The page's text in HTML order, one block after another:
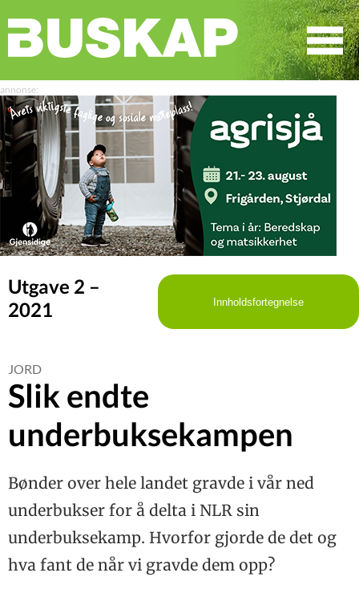
SØK
☰
Utgave 2 –
2021
Innholdsfortegnelse
Møkk og miljø
Embryokvige reiste
Russlandsgrensa
AVL
Verdien av
genotyping av
Siste nytt fra Geno
avlsplan
ORGANISASJON
Geno
Funn av mutasjon
som gjev emryodød
REPORTASJE
AVL
Eksteriør på NRF
Utvikling av
TEMA: GJØDSEL
JORD
Slik endte
underbuksekampen
Bønder over hele landet gravde i vår ned
underbukser for å delta i NLR sin
underbuksekamp. Hvorfor gjorde de det og
hva fant de når vi gravde dem opp?